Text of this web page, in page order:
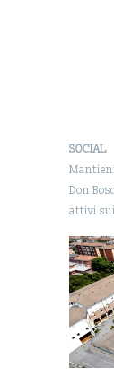
SOCIAL
Don
attivi